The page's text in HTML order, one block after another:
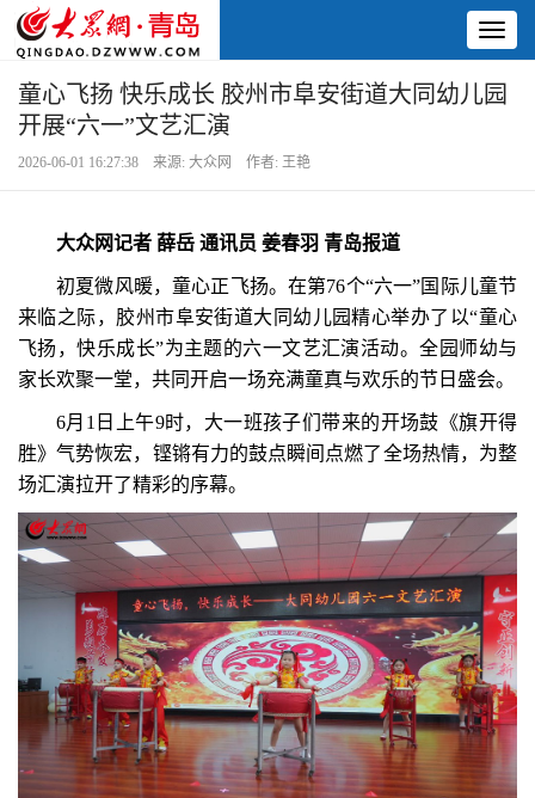
童心飞扬 快乐成长 胶州市阜安街道大同幼儿园
开展“六一”文艺汇演
2026-06-01 16:27:38 来源: 大众网 作者: 王艳
大众网记者 薛岳 通讯员 姜春羽 青岛报道
初夏微风暖，童心正飞扬。在第76个“六一”国际儿童节
来临之际，胶州市阜安街道大同幼儿园精心举办了以“童心
飞扬，快乐成长”为主题的六一文艺汇演活动。全园师幼与
家长欢聚一堂，共同开启一场充满童真与欢乐的节日盛会。
6月1日上午9时，大一班孩子们带来的开场鼓《旗开得
胜》气势恢宏，铿锵有力的鼓点瞬间点燃了全场热情，为整
场汇演拉开了精彩的序幕。